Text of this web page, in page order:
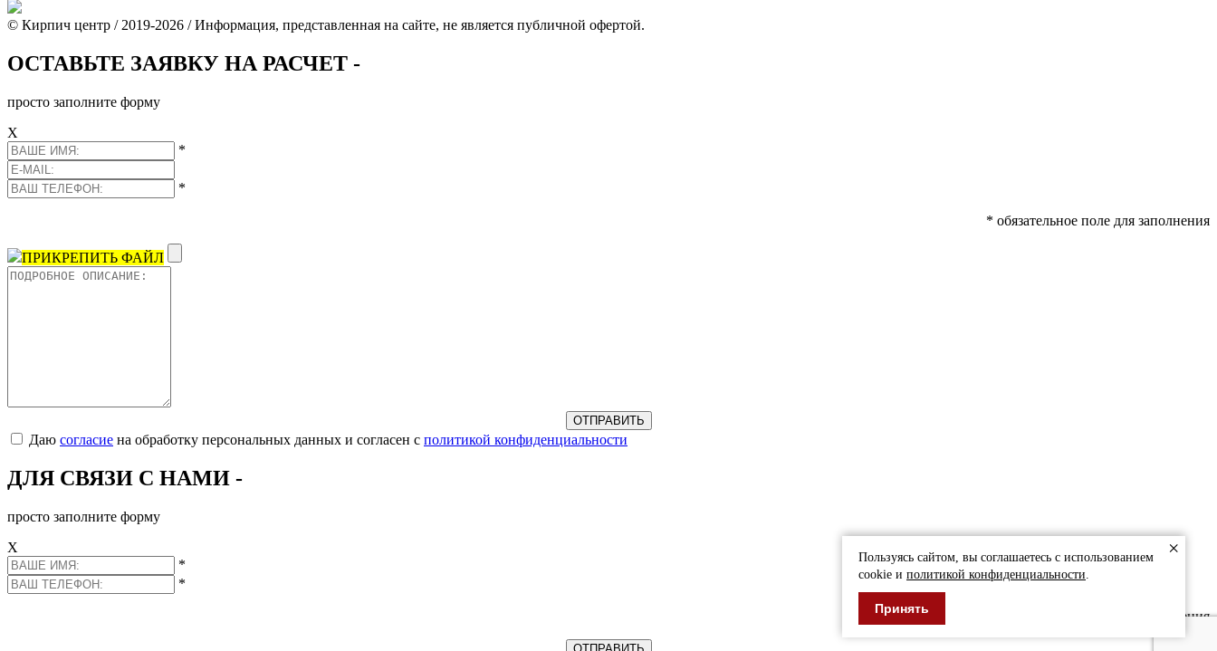
×
Пользуясь сайтом, вы соглашаетесь с использованием
cookie и политикой конфиденциальности.
Принять
© Кирпич центр / 2019-2026 / Информация, представленная на сайте, не является публичной офертой.
ОСТАВЬТЕ ЗАЯВКУ НА РАСЧЕТ -
просто заполните форму
Х
*
*
* обязательное поле для заполнения
ПРИКРЕПИТЬ ФАЙЛ
Даю согласие на обработку персональных данных и согласен с политикой конфиденциальности
ДЛЯ СВЯЗИ С НАМИ -
просто заполните форму
Х
*
*
* обязательное поле для заполнения